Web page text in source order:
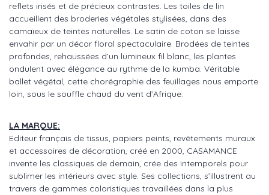
reflets irisés et de précieux contrastes. Les toiles de lin
accueillent des broderies végétales stylisées, dans des
camaïeux de teintes naturelles. Le satin de coton se laisse
envahir par un décor floral spectaculaire. Brodées de teintes
profondes, rehaussées d’un lumineux fil blanc, les plantes
ondulent avec élégance au rythme de la kumba. Véritable
ballet végétal, cette chorégraphie des feuillages nous emporte
loin, sous le souffle chaud du vent d’Afrique.
LA MARQUE:
Editeur français de tissus, papiers peints, revêtements muraux
et accessoires de décoration, créé en 2000, CASAMANCE
invente les classiques de demain, crée des intemporels pour
sublimer les intérieurs avec style. Ses collections, s’illustrent au
travers de gammes coloristiques travaillées dans la plus